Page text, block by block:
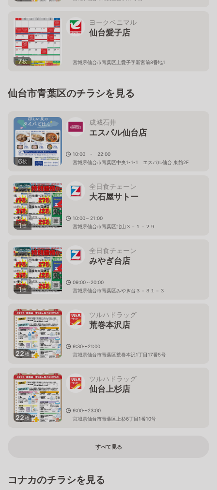
7枚
ヨークベニマル
仙台愛子店
宮城県仙台市青葉区上愛子字新宮前8番地1
仙台市青葉区のチラシを見る
6枚
成城石井
エスパル仙台店
10:00 - 22:00
宮城県仙台市青葉区中央1-1-1 エスパル仙台 東館2F
1枚
全日食チェーン
大石屋サトー
10:00～21:00
宮城県仙台市青葉区北山３－１－２９
1枚
全日食チェーン
みやぎ台店
09:00～20:00
宮城県仙台市青葉区みやぎ台３－３１－３
22枚
ツルハドラッグ
荒巻本沢店
9:30〜21:00
宮城県仙台市青葉区荒巻本沢1丁目17番5号
22枚
ツルハドラッグ
仙台上杉店
9:00〜23:00
宮城県仙台市青葉区上杉6丁目1番10号
すべて見る
コナカのチラシを見る